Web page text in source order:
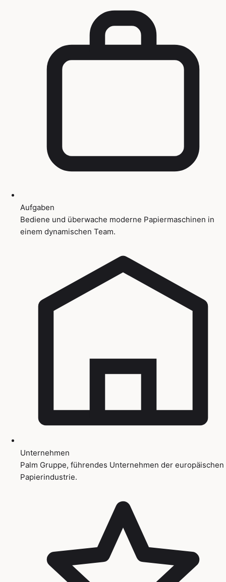
Aufgaben
Bediene und überwache moderne Papiermaschinen in
einem dynamischen Team.
Unternehmen
Palm Gruppe, führendes Unternehmen der europäischen
Papierindustrie.